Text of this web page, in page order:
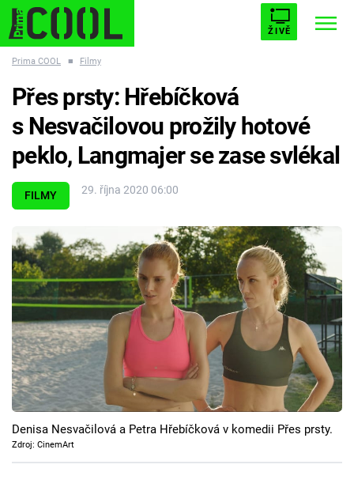
ŽIVĚ
ESCAPE PLNEJ KOTEL AVENGERS 5
Témata
Filmy
Seriály
Hry
Cool Esport
Pořady
TV Program
Prima COOL ■ Filmy
FILMY 29. října 2020 06:00
Přes prsty: Hřebíčková
s Nesvačilovou prožily hotové
peklo, Langmajer se zase svlékal
Denisa Nesvačilová a Petra Hřebíčková v komedii Přes prsty.
Zdroj: CinemArt